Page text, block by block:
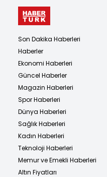
Son Dakika Haberleri
Haberler
Ekonomi Haberleri
Güncel Haberler
Magazin Haberleri
Spor Haberleri
Dünya Haberleri
Sağlık Haberleri
Kadın Haberleri
Teknoloji Haberleri
Memur ve Emekli Haberleri
Altın Fiyatları